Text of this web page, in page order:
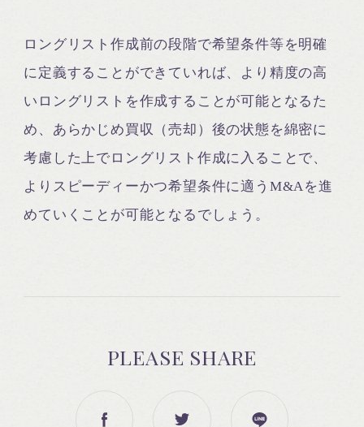
ロングリスト作成前の段階で希望条件等を明確
に定義することができていれば、より精度の高
いロングリストを作成することが可能となるた
め、あらかじめ買収（売却）後の状態を綿密に
考慮した上でロングリスト作成に入ることで、
よりスピーディーかつ希望条件に適うM&Aを進
めていくことが可能となるでしょう。
PLEASE SHARE